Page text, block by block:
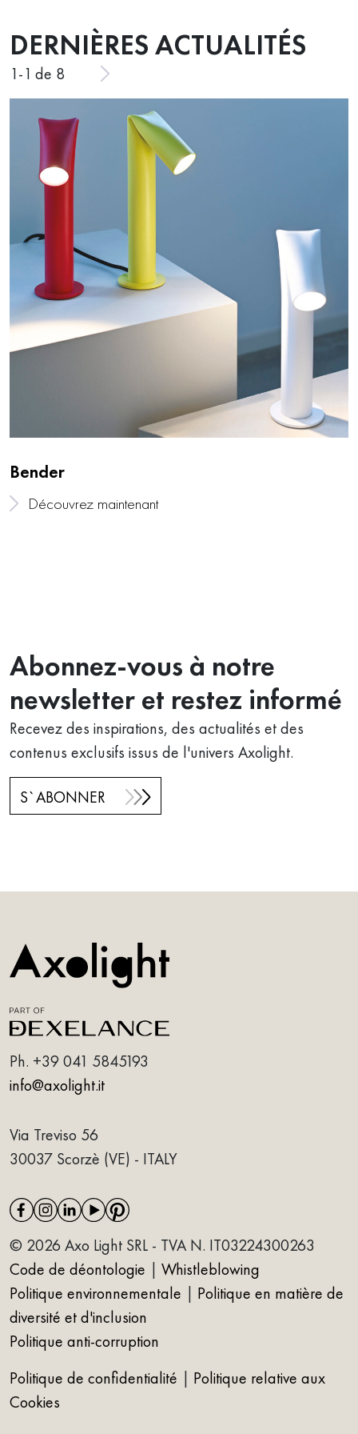
DERNIÈRES ACTUALITÉS
1-1 de 8
Bender
Découvrez maintenant
Abonnez-vous à notre
newsletter et restez informé
Recevez des inspirations, des actualités et des
contenus exclusifs issus de l'univers Axolight.
S`ABONNER
Ph. +39 041 5845193
info@axolight.it
Via Treviso 56
30037 Scorzè (VE) - ITALY
© 2026 Axo Light SRL - TVA N. IT03224300263
Code de déontologie | Whistleblowing
Politique environnementale | Politique en matière de
diversité et d'inclusion
Politique anti-corruption
Politique de confidentialité | Politique relative aux
Cookies